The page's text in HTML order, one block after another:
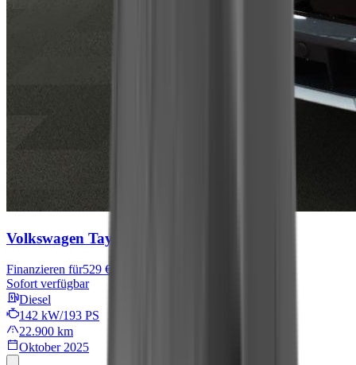
Volkswagen Tayron
Finanzieren für529 € mtl.
Sofort verfügbar
Diesel
142 kW/193 PS
22.900 km
Oktober 2025